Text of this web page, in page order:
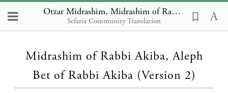
Otzar Midrashim, Midrashim of Rabbi Akiba, Aleph Bet of Rabbi Akiba (Version 2)
Sefaria Community Translation
Loading...
Midrashim of Rabbi Akiba, Aleph
Bet of Rabbi Akiba (Version 2)